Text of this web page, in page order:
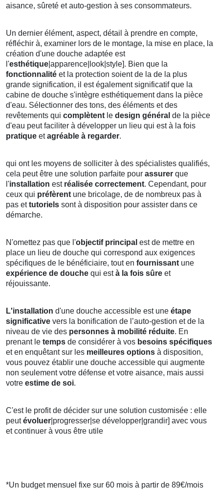
aisance, sûreté et auto-gestion à ses consommateurs.
Un dernier élément, aspect, détail à prendre en compte,
réfléchir à, examiner lors de le montage, la mise en place, la
création d'une douche adaptée est
l'esthétique |apparence|look|style]. Bien que la
fonctionnalité et la protection soient de la de la plus
grande signification, il est également significatif que la
cabine de douche s'intègre esthétiquement dans la pièce
d'eau. Sélectionner des tons, des éléments et des
revêtements qui complètent le design général de la pièce
d'eau peut faciliter à développer un lieu qui est à la fois
pratique etagréable à regarder.
qui ont les moyens de solliciter à des spécialistes qualifiés,
cela peut être une solution parfaite pour assurer que
l'installation est réalisée correctement. Cependant, pour
ceux qui préfèrent une bricolage, de de nombreux pas à
pas ettutoriels sont à disposition pour assister dans ce
démarche.
N'omettez pas que l'objectif principal est de mettre en
place un lieu de douche qui correspond aux exigences
spécifiques de le bénéficiaire, tout en fournissant une
expérience de douche qui està la fois sûre et
réjouissante.
L'installation d'une douche accessible est une étape
significative vers la bonification de l’auto-gestion et de la
niveau de vie des personnes à mobilité réduite. En
prenant le temps de considérer à vos besoins spécifiques
et en enquêtant sur les meilleures options à disposition,
vous pouvez établir une douche accessible qui augmente
non seulement votre défense et votre aisance, mais aussi
votre estime de soi.
C'est le profit de décider sur une solution customisée : elle
peutévoluer |progresser|se développer|grandir] avec vous
et continuer à vous être utile
*Un budget mensuel fixe sur 60 mois à partir de 89€/mois